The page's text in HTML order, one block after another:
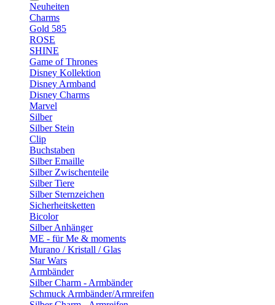
Neuheiten
Charms
Gold 585
ROSE
SHINE
Game of Thrones
Disney Kollektion
Disney Armband
Disney Charms
Marvel
Silber
Silber Stein
Clip
Buchstaben
Silber Emaille
Silber Zwischenteile
Silber Tiere
Silber Sternzeichen
Sicherheitsketten
Bicolor
Silber Anhänger
ME - für Me & moments
Murano / Kristall / Glas
Star Wars
Armbänder
Silber Charm - Armbänder
Schmuck Armbänder/Armreifen